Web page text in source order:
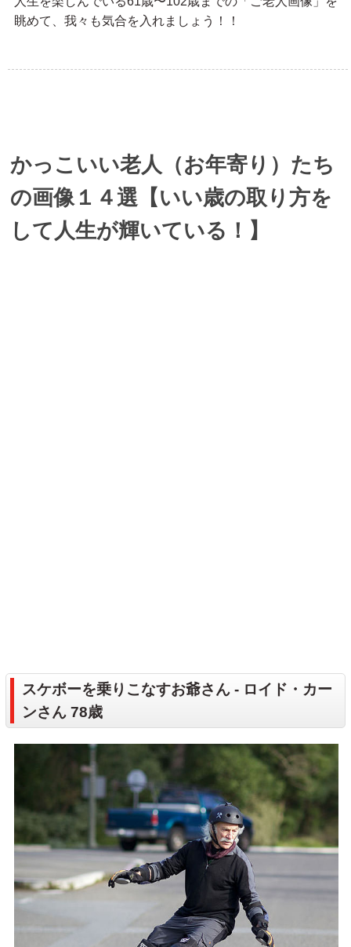
眺めて、我々も気合を入れましょう！！
かっこいい老人（お年寄り）たち
の画像１４選【いい歳の取り方を
して人生が輝いている！】
スケボーを乗りこなすお爺さん - ロイド・カー
ンさん 78歳